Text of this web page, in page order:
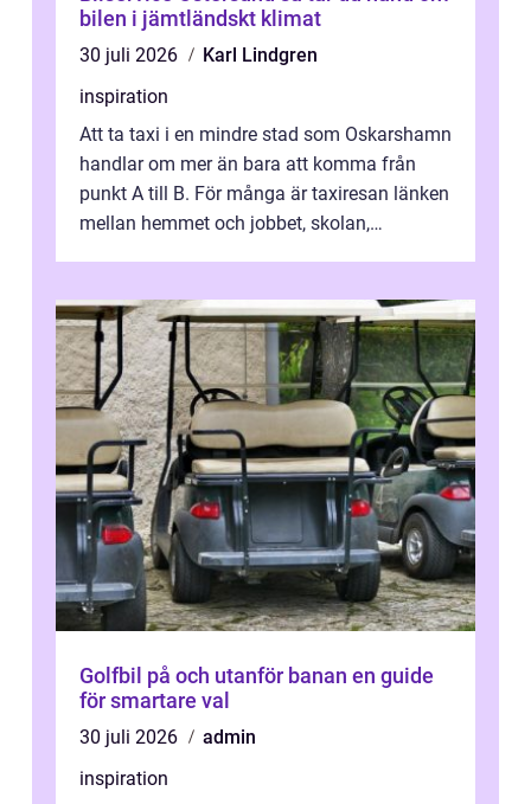
bilen i jämtländskt klimat
30 juli 2026
Karl Lindgren
inspiration
Att ta taxi i en mindre stad som Oskarshamn
handlar om mer än bara att komma från
punkt A till B. För många är taxiresan länken
mellan hemmet och jobbet, skolan,
Golfbil på och utanför banan en guide
för smartare val
30 juli 2026
admin
inspiration